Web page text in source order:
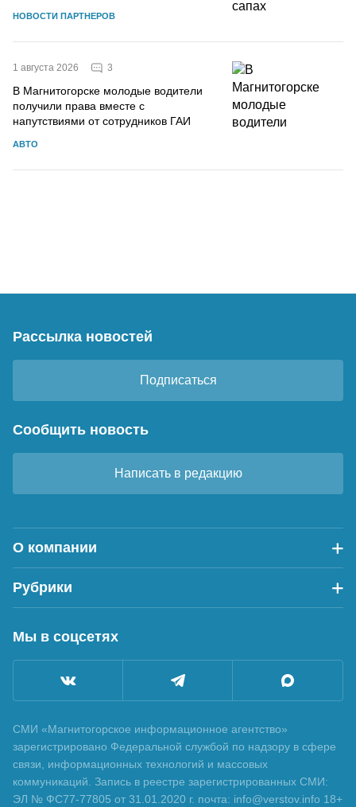
НОВОСТИ ПАРТНЕРОВ
1 августа 2026 3
В Магнитогорске молодые водители
получили права вместе с
напутствиями от сотрудников ГАИ
АВТО
Рассылка новостей
Подписаться
Сообщить новость
Написать в редакцию
О компании
Рубрики
Мы в соцсетях
СМИ «Магнитогорское информационное агентство»
зарегистрировано Федеральной службой по надзору в сфере
связи, информационных технологий и массовых
коммуникаций. Запись в реестре зарегистрированных СМИ:
ЭЛ № ФС77-77805 от 31.01.2020 г. почта: info@verstov.info 18+